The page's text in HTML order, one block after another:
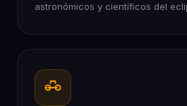
astronómicos y científicos del